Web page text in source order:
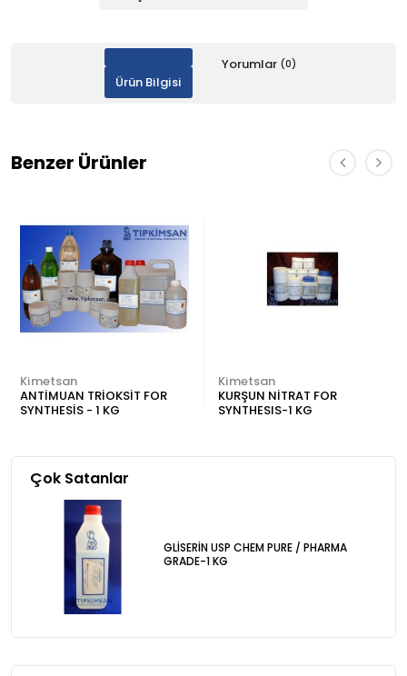
Ürün Bilgisi
Yorumlar (0)
Benzer Ürünler
Kimetsan
ANTİMUAN TRİOKSİT FOR
SYNTHESİS - 1 KG
Kimetsan
KURŞUN NİTRAT FOR
SYNTHESIS-1 KG
Çok Satanlar
GLİSERİN USP CHEM PURE / PHARMA
GRADE-1 KG